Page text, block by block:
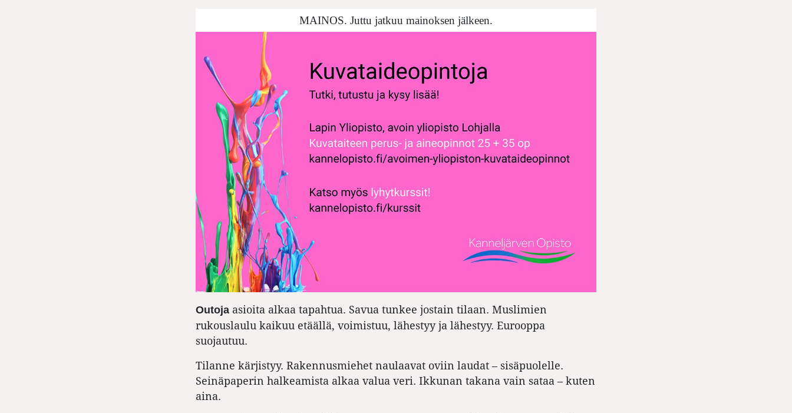
MAINOS. Juttu jatkuu mainoksen jälkeen.
Outoja asioita alkaa tapahtua. Savua tunkee jostain tilaan. Muslimien
rukouslaulu kaikuu etäällä, voimistuu, lähestyy ja lähestyy. Eurooppa
suojautuu.
Tilanne kärjistyy. Rakennusmiehet naulaavat oviin laudat – sisäpuolelle.
Seinäpaperin halkeamista alkaa valua veri. Ikkunan takana vain sataa – kuten
aina.